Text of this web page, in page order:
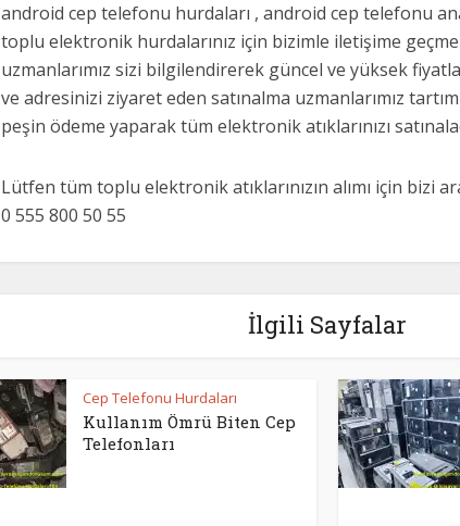
android cep telefonu hurdaları , android cep telefonu
toplu elektronik hurdalarınız için bizimle iletişime
uzmanlarımız sizi bilgilendirerek güncel ve yüksek
ve adresinizi ziyaret eden satınalma uzmanlarımız
peşin ödeme yaparak tüm elektronik atıklarınızı
Lütfen tüm toplu elektronik atıklarınızın alımı için bizi
0 555 800 50 55
İlgili Sayfalar
Cep Telefonu Hurdaları
Kullanım Ömrü Biten Cep
Telefonları